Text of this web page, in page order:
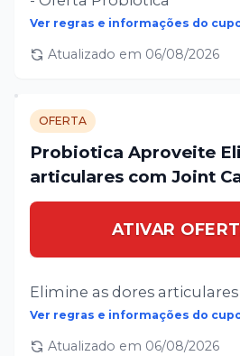
Ver regras e informações do
Atualizado em 06/08/2026
OFERTA
Probiotica Aproveite
articulares com Joint
ATIVAR
Elimine as dores
Ver regras e informações do
Atualizado em 06/08/2026